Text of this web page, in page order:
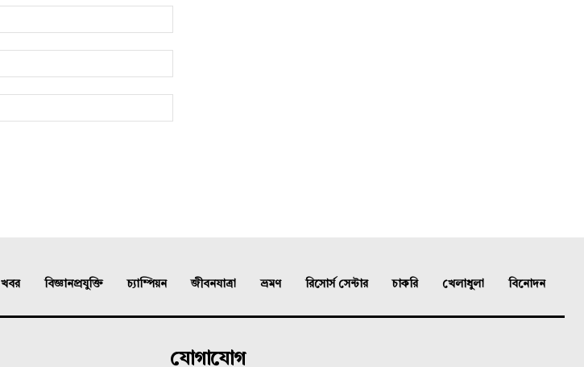
খবর বিজ্ঞানপ্রযুক্তি চ্যাম্পিয়ন জীবনযাত্রা ভ্রমণ রিসোর্স সেন্টার চাকরি খেলাধুলা বিনোদন
যোগাযোগ